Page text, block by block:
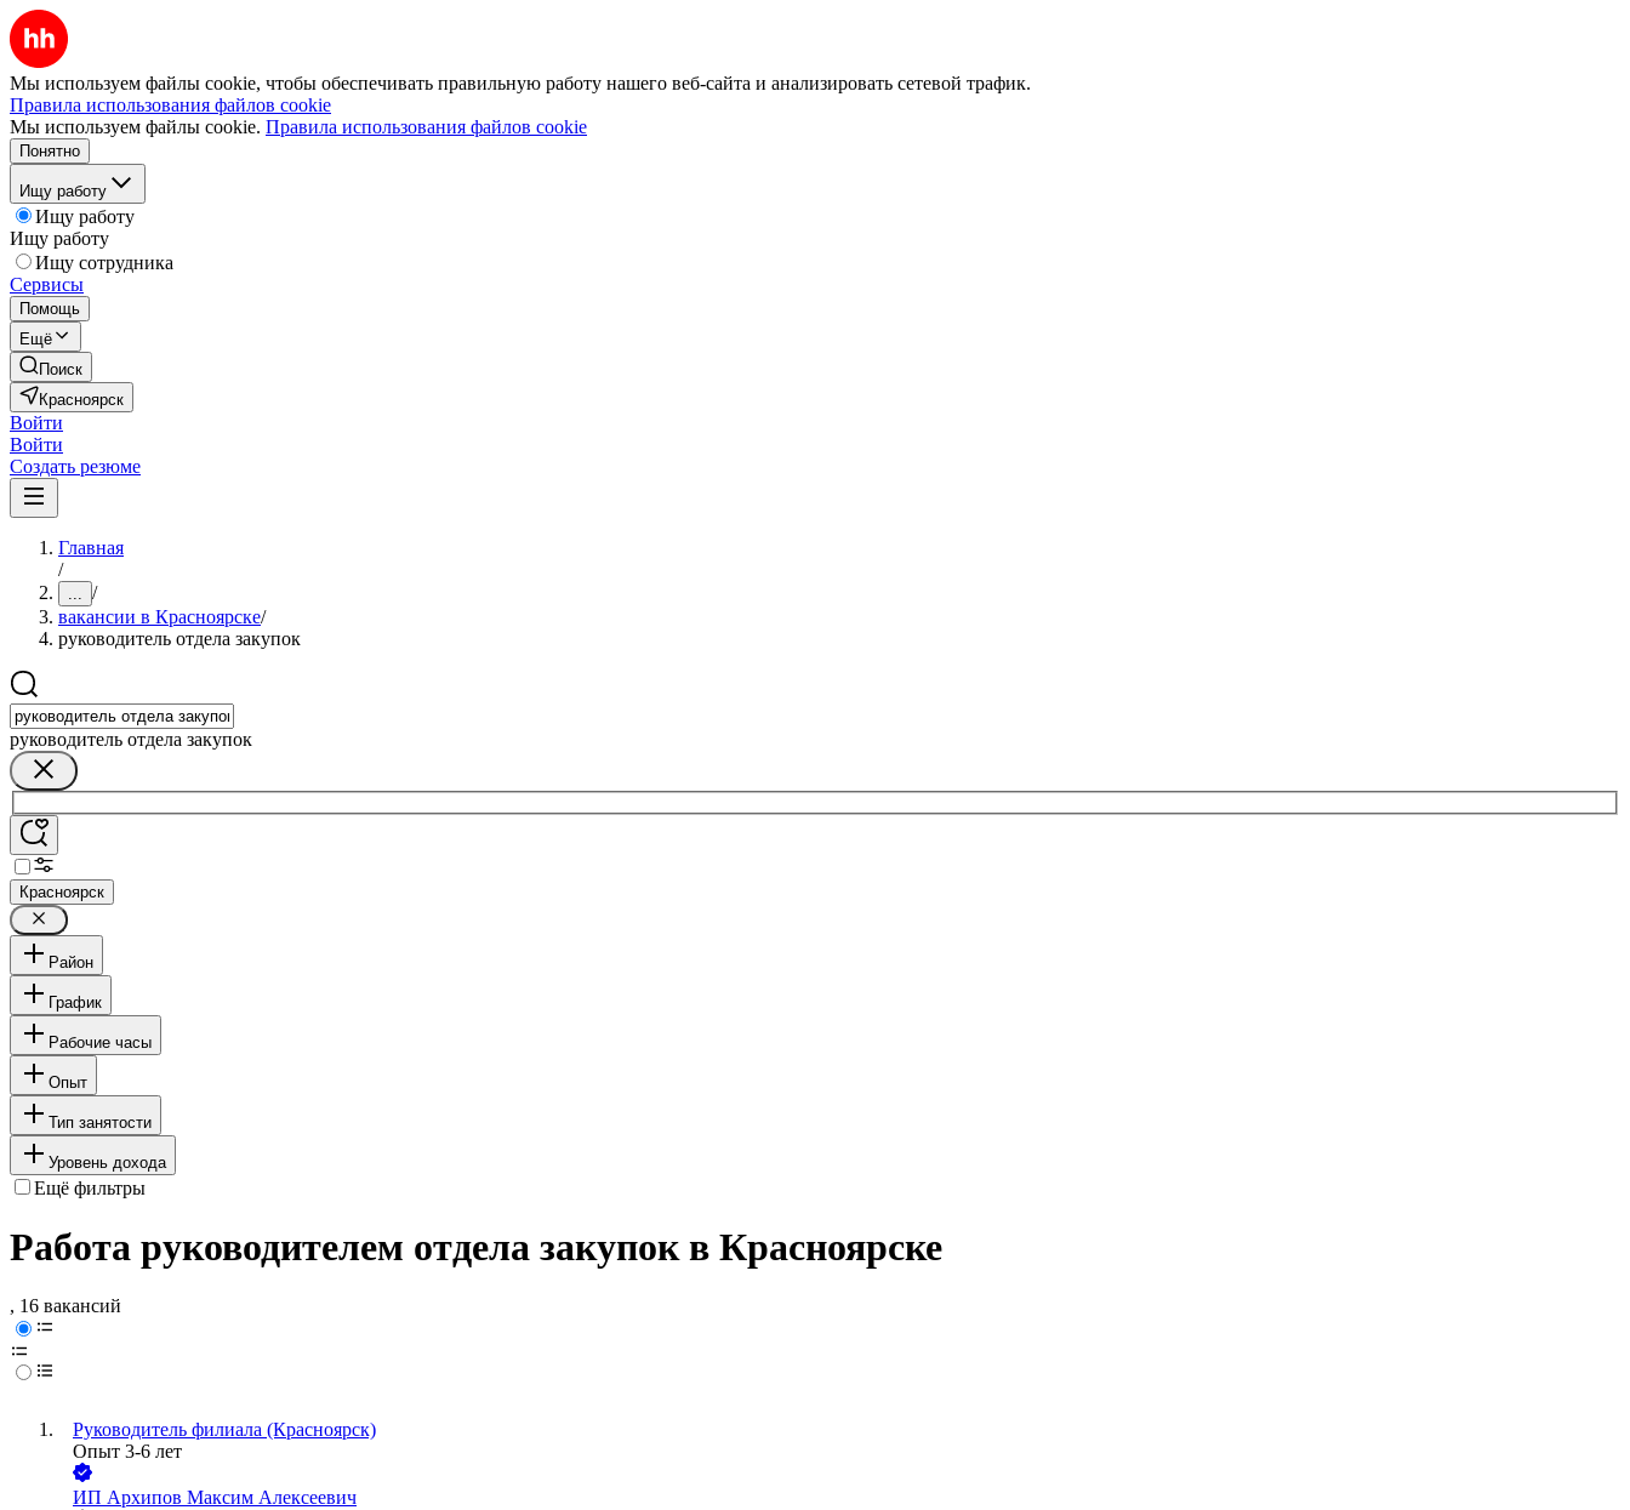
Мы используем файлы cookie, чтобы обеспечивать правильную работу нашего веб-сайта и анализировать сетевой трафик.
Правила использования файлов cookie
Мы используем файлы cookie. Правила использования файлов cookie
Понятно
Ищу работу
Ищу работу
Ищу работу
Ищу сотрудника
Сервисы
Помощь
Ещё
Поиск
Красноярск
Войти
Войти
Создать резюме
Главная
/
... /
вакансии в Красноярске/
руководитель отдела закупок
руководитель отдела закупок
Красноярск
Район
График
Рабочие часы
Опыт
Тип занятости
Уровень дохода
Ещё фильтры
Работа руководителем отдела закупок в Красноярске
, 16 вакансий
Руководитель филиала (Красноярск)
Опыт 3-6 лет
ИП Архипов Максим Алексеевич